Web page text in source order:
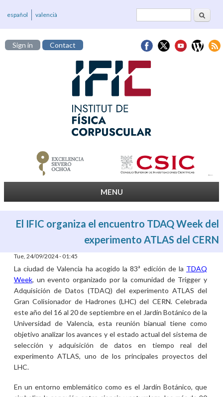
Search
español valencià
Sign in Contact
MENU
El IFIC organiza el encuentro TDAQ Week del
experimento ATLAS del CERN
Tue, 24/09/2024 - 01:45
La ciudad de Valencia ha acogido la 83ª edición de la TDAQ
Week, un evento organizado por la comunidad de Trigger y
Adquisición de Datos (TDAQ) del experimento ATLAS del
Gran Colisionador de Hadrones (LHC) del CERN. Celebrada
este año del 16 al 20 de septiembre en el Jardín Botánico de la
Universidad de Valencia, esta reunión bianual tiene como
objetivo analizar los avances y el estado actual del sistema de
selección y adquisición de datos en tiempo real del
experimento ATLAS, uno de los principales proyectos del
LHC.
En un entorno emblemático como es el Jardín Botánico, que